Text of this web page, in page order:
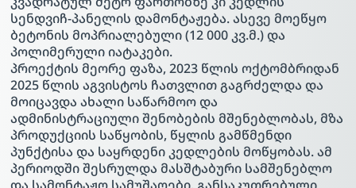
სენდვიჩ-პანელის დამონტაჟება. ასევე მოეწყო
ბეტონის მოპრიალებული (12 000 კვ.მ.) და
პოლიმერული იატაკები.
პროექტის მეორე ფაზა, 2023 წლის ოქტომბრიდან
2025 წლის აგვისტოს ჩათვლით გაგრძელდა და
მოიცავდა ახალი საწარმოო და
ადმინისტრაციული შენობების მშენებლობას, მზა
პროდუქციის საწყობის, წყლის გამწმენდი
პუნქტისა და საყრდენი კედლების მოწყობას. ამ
პერიოდში შესრულდა მასშტაბური სამშენებლო